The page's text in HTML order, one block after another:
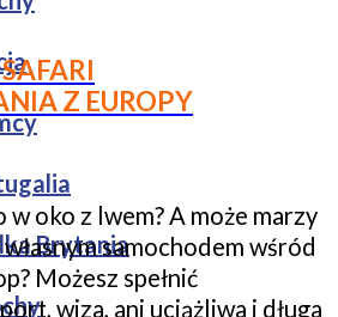
Brytania
Z EUROPY
w oko z lwem? A może marzy
samochodem wśród
Możesz spełnić
wiza, ani uciążliwa i długa